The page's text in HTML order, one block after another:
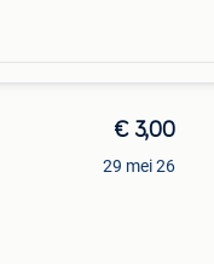
€ 3,00
29 mei 26